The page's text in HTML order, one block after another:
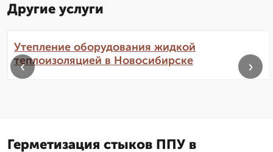
Другие услуги
Утепление оборудования жидкой
теплоизоляцией в Новосибирске
‹ ›
Герметизация стыков ППУ в